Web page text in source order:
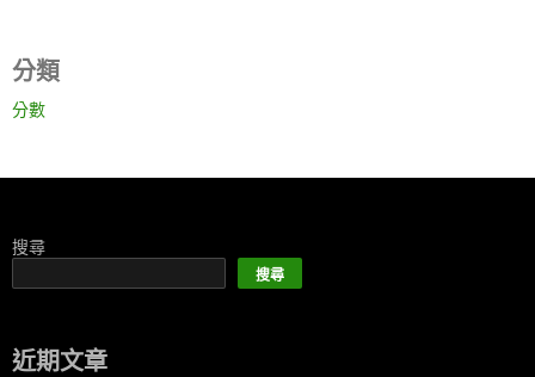
分類
分數
搜尋
搜尋
近期文章